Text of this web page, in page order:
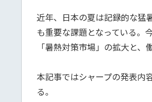
近年、日本の夏は記録的な猛
も重要な課題となっている。
「暑熱対策市場」の拡大と
本記事ではシャープの発表内
る。